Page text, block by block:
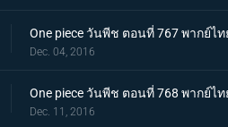
One piece วันพีช ตอนที่ 767 พากย์
Dec. 04, 2016
One piece วันพีช ตอนที่ 768 พากย์
Dec. 11, 2016